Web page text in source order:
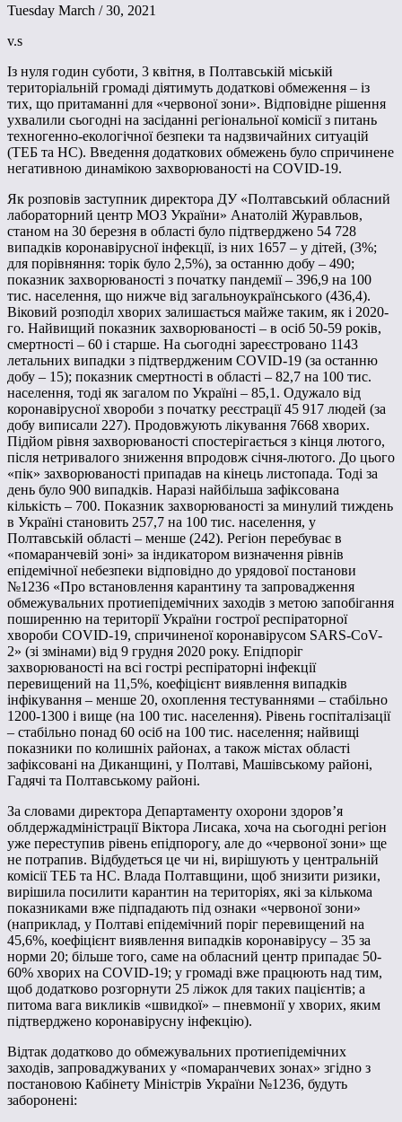
Tuesday March / 30, 2021
v.s
Із нуля годин суботи, 3 квітня, в Полтавській міській
територіальній громаді діятимуть додаткові обмеження – із
тих, що притаманні для «червоної зони». Відповідне рішення
ухвалили сьогодні на засіданні регіональної комісії з питань
техногенно-екологічної безпеки та надзвичайних ситуацій
(ТЕБ та НС). Введення додаткових обмежень було спричинене
негативною динамікою захворюваності на COVID-19.
Як розповів заступник директора ДУ «Полтавський обласний
лабораторний центр МОЗ України» Анатолій Журавльов,
станом на 30 березня в області було підтверджено 54 728
випадків коронавірусної інфекції, із них 1657 – у дітей, (3%;
для порівняння: торік було 2,5%), за останню добу – 490;
показник захворюваності з початку пандемії – 396,9 на 100
тис. населення, що нижче від загальноукраїнського (436,4).
Віковий розподіл хворих залишається майже таким, як і 2020-
го. Найвищий показник захворюваності – в осіб 50-59 років,
смертності – 60 і старше. На сьогодні зареєстровано 1143
летальних випадки з підтвердженим COVID-19 (за останню
добу – 15); показник смертності в області – 82,7 на 100 тис.
населення, тоді як загалом по Україні – 85,1. Одужало від
коронавірусної хвороби з початку реєстрації 45 917 людей (за
добу виписали 227). Продовжують лікування 7668 хворих.
Підйом рівня захворюваності спостерігається з кінця лютого,
після нетривалого зниження впродовж січня-лютого. До цього
«пік» захворюваності припадав на кінець листопада. Тоді за
день було 900 випадків. Наразі найбільша зафіксована
кількість – 700. Показник захворюваності за минулий тиждень
в Україні становить 257,7 на 100 тис. населення, у
Полтавській області – менше (242). Регіон перебуває в
«помаранчевій зоні» за індикатором визначення рівнів
епідемічної небезпеки відповідно до урядової постанови
№1236 «Про встановлення карантину та запровадження
обмежувальних протиепідемічних заходів з метою запобігання
поширенню на території України гострої респіраторної
хвороби COVID-19, спричиненої коронавірусом SARS-CoV-
2» (зі змінами) від 9 грудня 2020 року. Епідпоріг
захворюваності на всі гострі респіраторні інфекції
перевищений на 11,5%, коефіцієнт виявлення випадків
інфікування – менше 20, охоплення тестуваннями – стабільно
1200-1300 і вище (на 100 тис. населення). Рівень госпіталізації
– стабільно понад 60 осіб на 100 тис. населення; найвищі
показники по колишніх районах, а також містах області
зафіксовані на Диканщині, у Полтаві, Машівському районі,
Гадячі та Полтавському районі.
За словами директора Департаменту охорони здоров’я
облдержадміністрації Віктора Лисака, хоча на сьогодні регіон
уже переступив рівень епідпорогу, але до «червоної зони» ще
не потрапив. Відбудеться це чи ні, вирішують у центральній
комісії ТЕБ та НС. Влада Полтавщини, щоб знизити ризики,
вирішила посилити карантин на територіях, які за кількома
показниками вже підпадають під ознаки «червоної зони»
(наприклад, у Полтаві епідемічний поріг перевищений на
45,6%, коефіцієнт виявлення випадків коронавірусу – 35 за
норми 20; більше того, саме на обласний центр припадає 50-
60% хворих на COVID-19; у громаді вже працюють над тим,
щоб додатково розгорнути 25 ліжок для таких пацієнтів; а
питома вага викликів «швидкої» – пневмонії у хворих, яким
підтверджено коронавірусну інфекцію).
Відтак додатково до обмежувальних протиепідемічних
заходів, запроваджуваних у «помаранчевих зонах» згідно з
постановою Кабінету Міністрів України №1236, будуть
заборонені: